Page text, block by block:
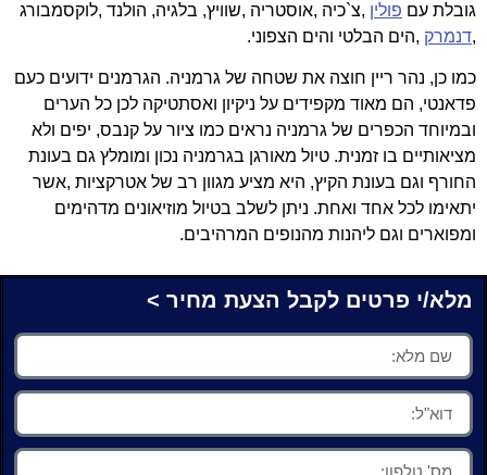
גובלת עם פולין ,צ`כיה ,אוסטריה ,שוויץ, בלגיה, הולנד ,לוקסמבורג
,דנמרק ,הים הבלטי והים הצפוני.
כמו כן, נהר ריין חוצה את שטחה של גרמניה. הגרמנים ידועים כעם
פדאנטי, הם מאוד מקפידים על ניקיון ואסתטיקה לכן כל הערים
ובמיוחד הכפרים של גרמניה נראים כמו ציור על קנבס, יפים ולא
מציאותיים בו זמנית. טיול מאורגן בגרמניה נכון ומומלץ גם בעונת
החורף וגם בעונת הקיץ, היא מציע מגוון רב של אטרקציות ,אשר
יתאימו לכל אחד ואחת. ניתן לשלב בטיול מוזיאונים מדהימים
ומפוארים וגם ליהנות מהנופים המרהיבים.
מלא/י פרטים לקבל הצעת מחיר >